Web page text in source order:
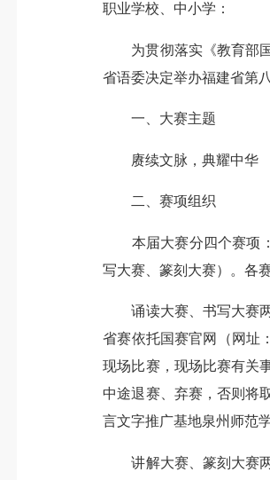
职业学校、中小学：
为贯彻落实《教育部国
省语委决定举办福建省第
一、大赛主题
赓续文脉，典耀中华
二、赛项组织
本届大赛分四个赛项：“
写大赛、篆刻大赛）。各
诵读大赛、书写大赛两
省赛依托国赛官网（网址
现场比赛，现场比赛有关
中途退赛、弃赛，否则将
言文字推广基地泉州师范
讲解大赛、篆刻大赛两